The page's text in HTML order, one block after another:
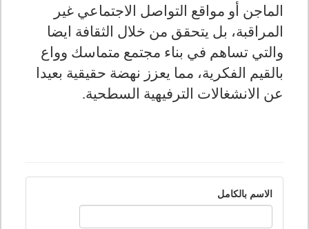
الماجن أو مواقع التواصل الاجتماعي غير
المراقبة، بل يتحقق من خلال الثقافة ايضا
والتي تساهم في بناء مجتمع متماسك وواع
بالقيم الفكرية، مما يعزز نهضة حقيقية بعيدا
عن الانشغالات الترفيهية السطحية.
الاسم بالكامل